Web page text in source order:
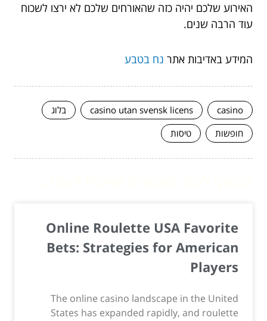
האירוע שלכם יהיה כזה שהאורחים שלכם לא ירצו לשכוח
עוד הרבה שנים.
המידע באדיבות אתר נח בטבע
casino
casino utan svensk licens
בלוג
חופשות
טיסות
Online Roulette USA Favorite
Bets: Strategies for American
Players
The online casino landscape in the United
States has expanded rapidly, and roulette